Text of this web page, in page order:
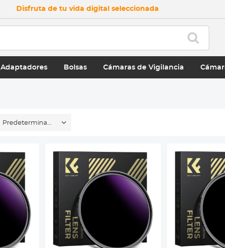
Disfruta de tu vida digital seleccionada
Adaptadores Bolsas Cámaras de Vigilancia
Predeterminado